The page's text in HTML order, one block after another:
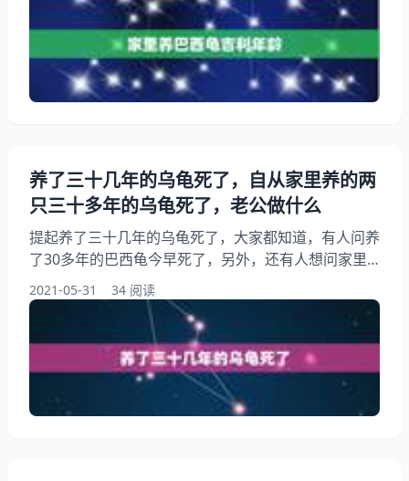
的巴西龟的年龄，希望能够帮助到大家！ 家里养巴西
龟吉利年龄 将乌龟朝天看腹斑，每块腹斑上都有圈形
纹路（不一定是规则的圆形），每一圈圆形纹路代表一
年（个别有两圈或者没有圈），有几圈代表几岁，大体
能估计出年龄
养了三十几年的乌龟死了，自从家里养的两
只三十多年的乌龟死了，老公做什么
提起养了三十几年的乌龟死了，大家都知道，有人问养
了30多年的巴西龟今早死了，另外，还有人想问家里
养了三十多年的乌龟，突然不动了，是自然死亡吗？你
知道这是怎么回事？其实养了十几年的乌龟死了，我该
怎么办？下面就一起来看看自从家里养的两只三十多年
的乌龟死了,老公做什么都不顺,应该��，希望能够帮
助到大家！ 养了三十几年的乌龟死了 1，从科学的角
度看，这些都是巧合，这位女士，也许你应该换个角度
看问题
2021-05-31 34 阅读